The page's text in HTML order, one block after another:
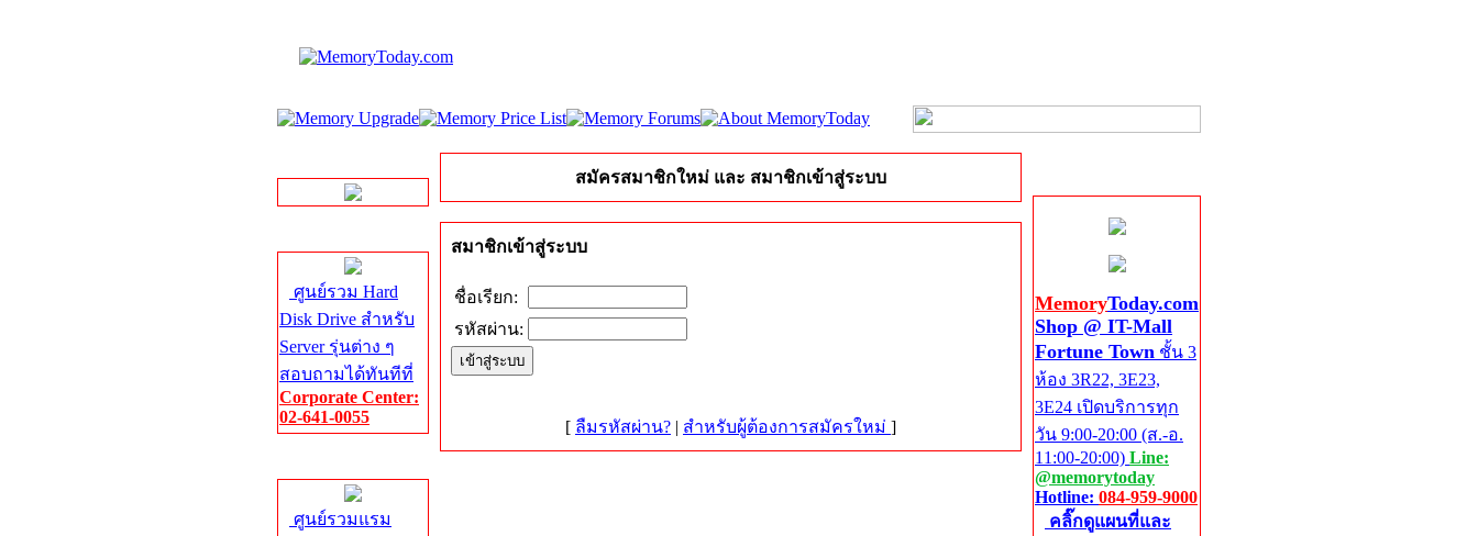
ศูนย์รวม Hard
Disk Drive สำหรับ
Server รุ่นต่าง ๆ
สอบถามได้ทันทีที่
Corporate Center:
02-641-0055
ศูนย์รวมแรม
สมัครสมาชิกใหม่ และ สมาชิกเข้าสู่ระบบ
สมาชิกเข้าสู่ระบบ
ชื่อเรียก:
รหัสผ่าน:
[ ลืมรหัสผ่าน? | สำหรับผู้ต้องการสมัครใหม่ ]
MemoryToday.com
Shop @ IT-Mall
Fortune Town ชั้น 3
ห้อง 3R22, 3E23,
3E24 เปิดบริการทุก
วัน 9:00-20:00 (ส.-อ.
11:00-20:00) Line:
@memorytoday
Hotline: 084-959-9000
คลิ๊กดูแผนที่และ